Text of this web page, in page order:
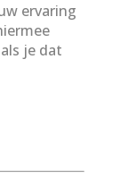
ervaring
je dat